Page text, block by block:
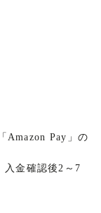
Amazon Pay」の
入金確認後2～7